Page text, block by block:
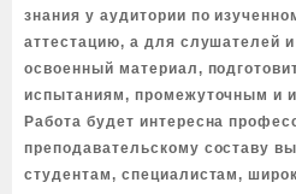
знания у аудитории по
аттестацию, а для слушателей и
освоенный материал,
испытаниям, промежуточным и
Работа будет интересна
преподавательскому составу
студентам, специалистам,